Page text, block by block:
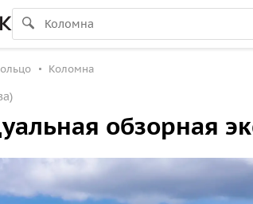
Коломна
обзорная